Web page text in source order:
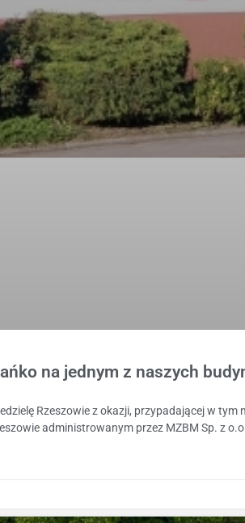
na jednym z naszych
Rzeszowie z okazji, przypadającej w
administrowanym przez MZBM Sp. z